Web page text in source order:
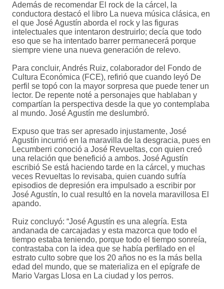
Además de recomendar El rock de la cárcel, la
conductora destacó el libro La nueva música clásica, en
el que José Agustín aborda el rock y las figuras
intelectuales que intentaron destruirlo; decía que todo
eso que se ha intentado barrer permanecerá porque
siempre viene una nueva generación de relevo.
Para concluir, Andrés Ruiz, colaborador del Fondo de
Cultura Económica (FCE), refirió que cuando leyó De
perfil se topó con la mayor sorpresa que puede tener un
lector. De repente noté a personajes que hablaban y
compartían la perspectiva desde la que yo contemplaba
al mundo. José Agustín me deslumbró.
Expuso que tras ser apresado injustamente, José
Agustín incurrió en la maravilla de la desgracia, pues en
Lecumberri conoció a José Revueltas, con quien creó
una relación que benefició a ambos. José Agustín
escribió Se está haciendo tarde en la cárcel, y muchas
veces Revueltas lo revisaba, quien cuando sufría
episodios de depresión era impulsado a escribir por
José Agustín, lo cual resultó en la novela maravillosa El
apando.
Ruiz concluyó: “José Agustín es una alegría. Esta
andanada de carcajadas y esta mazorca que todo el
tiempo estaba teniendo, porque todo el tiempo sonreía,
contrastaba con la idea que se había perfilado en el
estrato culto sobre que los 20 años no es la más bella
edad del mundo, que se materializa en el epígrafe de
Mario Vargas Llosa en La ciudad y los perros.